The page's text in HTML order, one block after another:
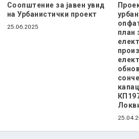
Соопштение за јавен увид
на Урбанистички проект
25.06.2025
план